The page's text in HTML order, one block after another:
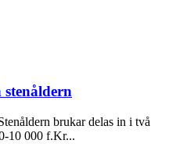
brukar delas in i två
10 000 f.Kr...